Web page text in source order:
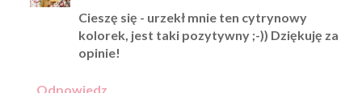
Cieszę się - urzekł mnie ten cytrynowy
kolorek, jest taki pozytywny ;-)) Dziękuję za
opinie!
Odpowiedz